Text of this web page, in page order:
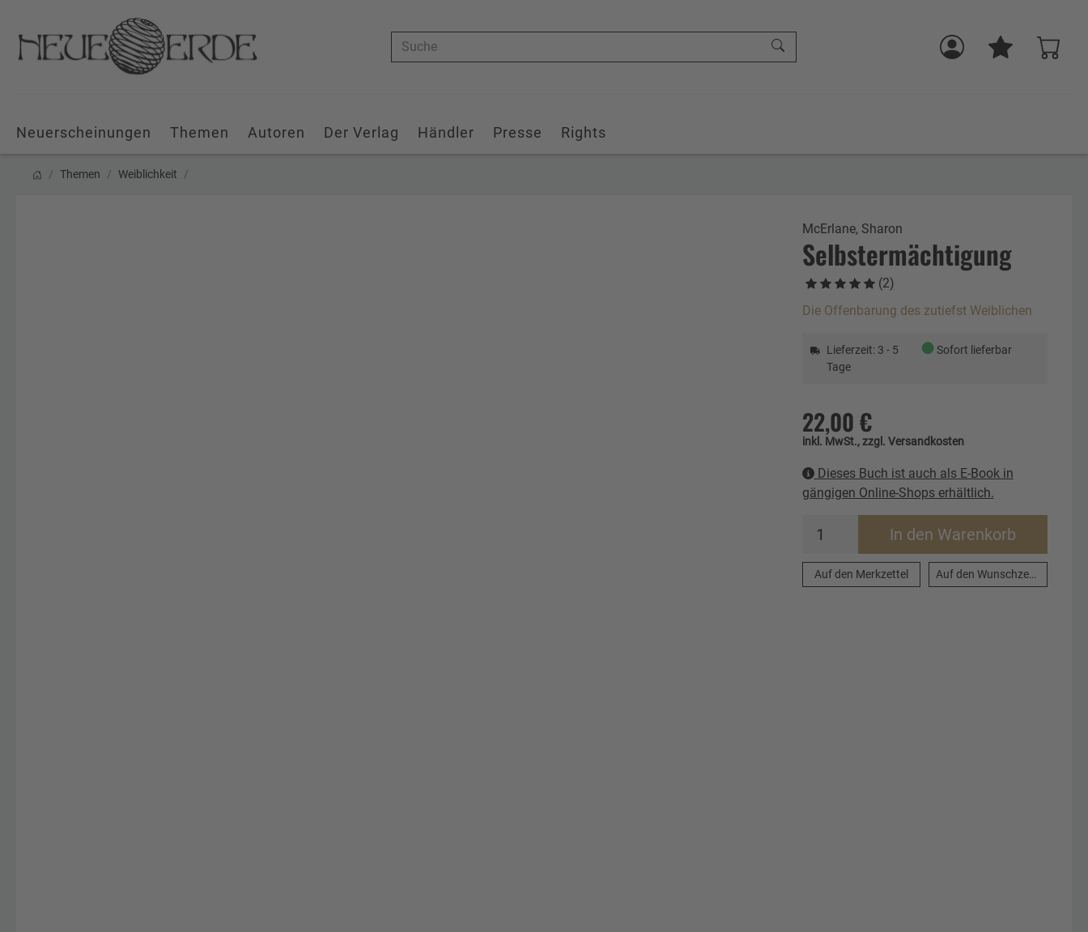
Suche
Neuerscheinungen Themen Autoren Der Verlag Händler Presse Rights
Themen Weiblichkeit
McErlane, Sharon
Selbstermächtigung
(2)
Die Offenbarung des zutiefst Weiblichen
Lieferzeit: 3 - 5
Tage
●Sofort lieferbar
22,00 €
inkl. MwSt., zzgl. Versandkosten
Dieses Buch ist auch als E-Book in
gängigen Online-Shops erhältlich.
In den Warenkorb
Auf den Merkzettel Auf den Wunschzettel